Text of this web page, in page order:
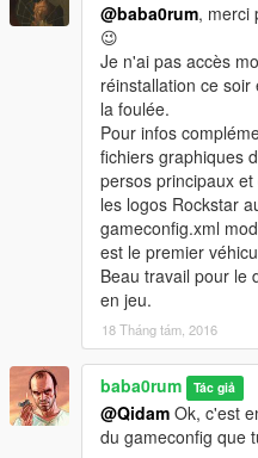
@baba0rum, merci
😉
Je n'ai pas accès
réinstallation ce
la foulée.
Pour infos
fichiers graphiques
persos principaux
les logos Rockstar
gameconfig.xml
est le premier
Beau travail pour le
en jeu.
18 Tháng tám, 2016
baba0rum Tác giả
@Qidam Ok, c'est
du gameconfig que